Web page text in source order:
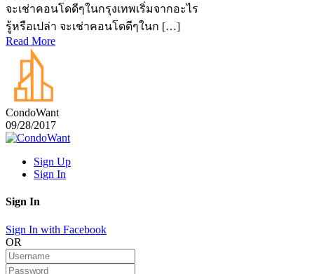
จะเช่าคอนโดดีๆในกรุงเทพเริ่มจากอะไร
รู้หรือเปล่า จะเช่าคอนโดดีๆในก […]
Read More
CondoWant
09/28/2017
Sign Up
Sign In
Sign In
Sign In with Facebook
OR